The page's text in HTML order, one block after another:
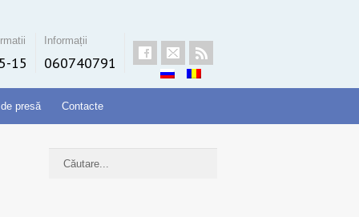
15
Informații
060740791
presă Contacte